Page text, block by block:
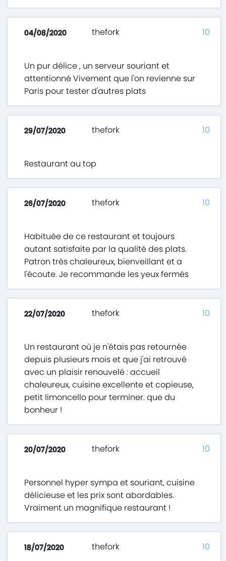
04/08/2020 thefork
Un pur délice , un serveur souriant et
attentionné Vivement que l'on revienne sur
Paris pour tester d'autres plats
10
29/07/2020 thefork
Restaurant au top
10
26/07/2020 thefork
Habituée de ce restaurant et toujours
autant satisfaite par la qualité des plats.
Patron très chaleureux, bienveillant et a
l'écoute. Je recommande les yeux fermés
10
22/07/2020 thefork
Un restaurant où je n'étais pas retournée
depuis plusieurs mois et que j'ai retrouvé
avec un plaisir renouvelé : accueil
chaleureux, cuisine excellente et copieuse,
petit limoncello pour terminer. que du
bonheur !
10
20/07/2020 thefork
Personnel hyper sympa et souriant, cuisine
délicieuse et les prix sont abordables.
Vraiment un magnifique restaurant !
10
18/07/2020 thefork 10